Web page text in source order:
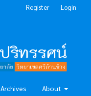
Archives About
Register Login